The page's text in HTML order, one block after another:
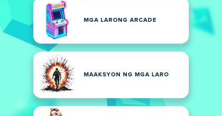
MGA LARONG ARCADE
MAAKSYON NG MGA LARO